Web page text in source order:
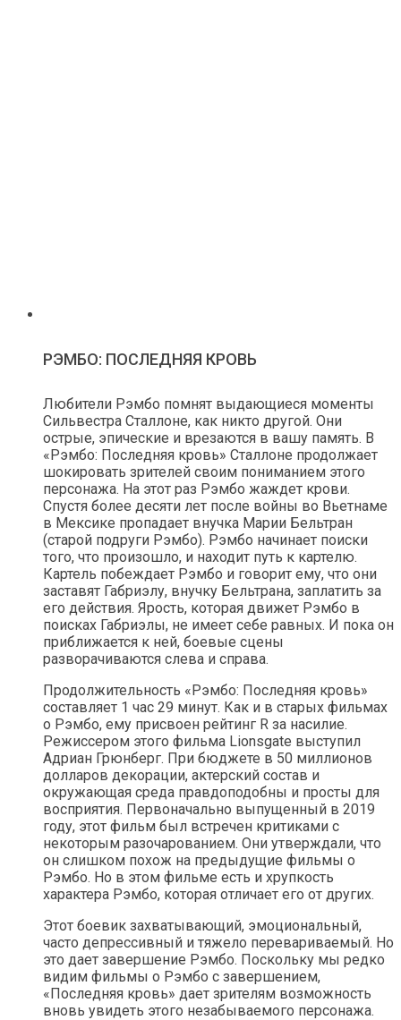
РЭМБО: ПОСЛЕДНЯЯ КРОВЬ
Любители Рэмбо помнят выдающиеся моменты
Сильвестра Сталлоне, как никто другой. Они
острые, эпические и врезаются в вашу память. В
«Рэмбо: Последняя кровь» Сталлоне продолжает
шокировать зрителей своим пониманием этого
персонажа. На этот раз Рэмбо жаждет крови.
Спустя более десяти лет после войны во Вьетнаме
в Мексике пропадает внучка Марии Бельтран
(старой подруги Рэмбо). Рэмбо начинает поиски
того, что произошло, и находит путь к картелю.
Картель побеждает Рэмбо и говорит ему, что они
заставят Габриэлу, внучку Бельтрана, заплатить за
его действия. Ярость, которая движет Рэмбо в
поисках Габриэлы, не имеет себе равных. И пока он
приближается к ней, боевые сцены
разворачиваются слева и справа.
Продолжительность «Рэмбо: Последняя кровь»
составляет 1 час 29 минут. Как и в старых фильмах
о Рэмбо, ему присвоен рейтинг R за насилие.
Режиссером этого фильма Lionsgate выступил
Адриан Грюнберг. При бюджете в 50 миллионов
долларов декорации, актерский состав и
окружающая среда правдоподобны и просты для
восприятия. Первоначально выпущенный в 2019
году, этот фильм был встречен критиками с
некоторым разочарованием. Они утверждали, что
он слишком похож на предыдущие фильмы о
Рэмбо. Но в этом фильме есть и хрупкость
характера Рэмбо, которая отличает его от других.
Этот боевик захватывающий, эмоциональный,
часто депрессивный и тяжело перевариваемый. Но
это дает завершение Рэмбо. Поскольку мы редко
видим фильмы о Рэмбо с завершением,
«Последняя кровь» дает зрителям возможность
вновь увидеть этого незабываемого персонажа.